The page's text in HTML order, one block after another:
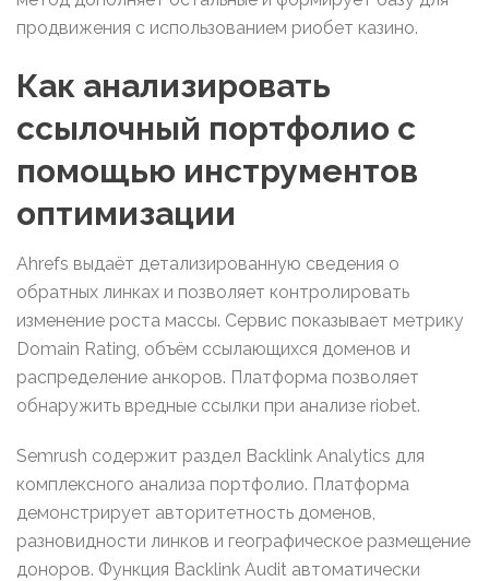
продвижения с использованием риобет казино.
Как анализировать
ссылочный портфолио с
помощью инструментов
оптимизации
Ahrefs выдаёт детализированную сведения о
обратных линках и позволяет контролировать
изменение роста массы. Сервис показывает метрику
Domain Rating, объём ссылающихся доменов и
распределение анкоров. Платформа позволяет
обнаружить вредные ссылки при анализе riobet.
Semrush содержит раздел Backlink Analytics для
комплексного анализа портфолио. Платформа
демонстрирует авторитетность доменов,
разновидности линков и географическое размещение
доноров. Функция Backlink Audit автоматически